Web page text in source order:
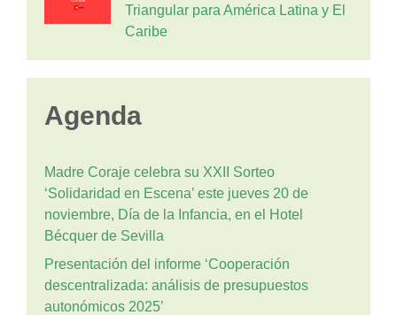
Triangular para América Latina y El
Caribe
Agenda
Madre Coraje celebra su XXII Sorteo
‘Solidaridad en Escena’ este jueves 20 de
noviembre, Día de la Infancia, en el Hotel
Bécquer de Sevilla
Presentación del informe ‘Cooperación
descentralizada: análisis de presupuestos
autonómicos 2025’